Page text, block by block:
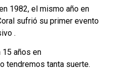
1982, el mismo año en
sufrió su primer evento
.
15 años en
tendremos tanta suerte.